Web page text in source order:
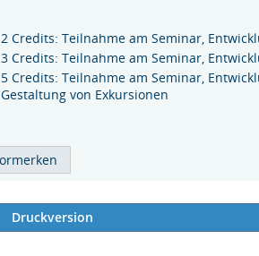
2 Credits: Teilnahme am Seminar,
3 Credits: Teilnahme am Seminar,
5 Credits: Teilnahme am Seminar,
Gestaltung von Exkursionen
Druckversion